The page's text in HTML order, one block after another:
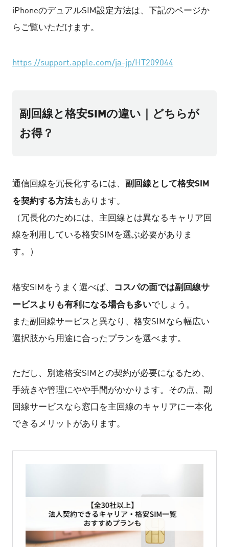
iPhoneのデュアルSIM設定方法は、下記のページか
らご覧いただけます。
https://support.apple.com/ja-jp/HT209044
副回線と格安SIMの違い｜どちらが
お得？
通信回線を冗長化するには、 副回線として格安SIM
を契約する方法もあります。
（冗長化のためには、主回線とは異なるキャリア回
線を利用している格安SIMを選ぶ必要がありま
す。）
格安SIMをうまく選べば、
コスパの面では副回線サ
ービスよりも有利になる場合も多いでしょう。
また副回線サービスと異なり、格安SIMなら幅広い
選択肢から用途に合ったプランを選べます。
ただし、別途格安SIMとの契約が必要になるため、
手続きや管理にやや手間がかかります。その点、副
回線サービスなら窓口を主回線のキャリアに一本化
できるメリットがあります。